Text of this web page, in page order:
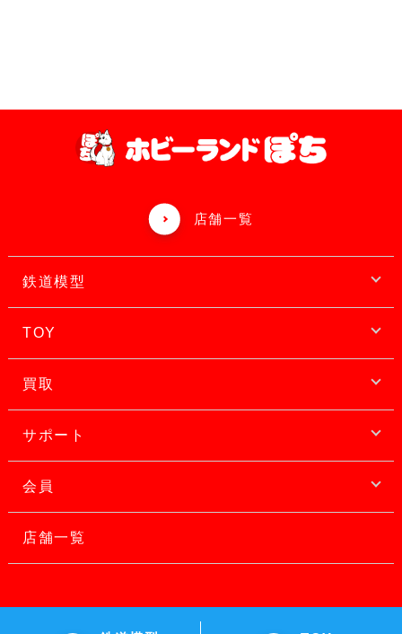
店舗一覧
鉄道模型
TOY
買取
サポート
会員
店舗一覧